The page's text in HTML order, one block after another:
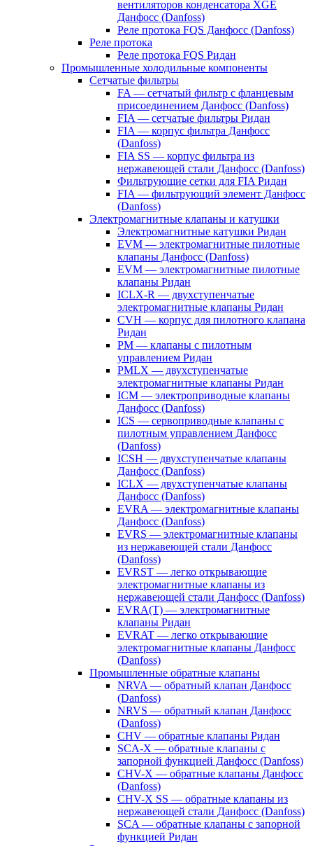
вентиляторов конденсатора XGE
Данфосс (Danfoss)
Реле протока FQS Данфосс (Danfoss)
Реле протока
Реле протока FQS Ридан
Промышленные холодильные компоненты
Сетчатые фильтры
FA — сетчатый фильтр с фланцевым
присоединением Данфосс (Danfoss)
FIA — сетчатые фильтры Ридан
FIA — корпус фильтра Данфосс
(Danfoss)
FIA SS — корпус фильтра из
нержавеющей стали Данфосс (Danfoss)
Фильтрующие сетки для FIA Ридан
FIA — фильтрующий элемент Данфосс
(Danfoss)
Электромагнитные клапаны и катушки
Электромагнитные катушки Ридан
EVM — электромагнитные пилотные
клапаны Данфосс (Danfoss)
EVM — электромагнитные пилотные
клапаны Ридан
ICLX-R — двухступенчатые
электромагнитные клапаны Ридан
CVH — корпус для пилотного клапана
Ридан
PM — клапаны с пилотным
управлением Ридан
PMLX — двухступенчатые
электромагнитные клапаны Ридан
ICM — электроприводные клапаны
Данфосс (Danfoss)
ICS — сервоприводные клапаны с
пилотным управлением Данфосс
(Danfoss)
ICSH — двухступенчатые клапаны
Данфосс (Danfoss)
ICLX — двухступенчатые клапаны
Данфосс (Danfoss)
EVRA — электромагнитные клапаны
Данфосс (Danfoss)
EVRS — электромагнитные клапаны
из нержавеющей стали Данфосс
(Danfoss)
EVRST — легко открывающие
электромагнитные клапаны из
нержавеющей стали Данфосс (Danfoss)
EVRA(T) — электромагнитные
клапаны Ридан
EVRAT — легко открывающие
электромагнитные клапаны Данфосс
(Danfoss)
Промышленные обратные клапаны
NRVA — обратный клапан Данфосс
(Danfoss)
NRVS — обратный клапан Данфосс
(Danfoss)
CHV — обратные клапаны Ридан
SCA-X — обратные клапаны с
запорной функцией Данфосс (Danfoss)
CHV-X — обратные клапаны Данфосс
(Danfoss)
CHV-X SS — обратные клапаны из
нержавеющей стали Данфосс (Danfoss)
SCA — обратные клапаны с запорной
функцией Ридан